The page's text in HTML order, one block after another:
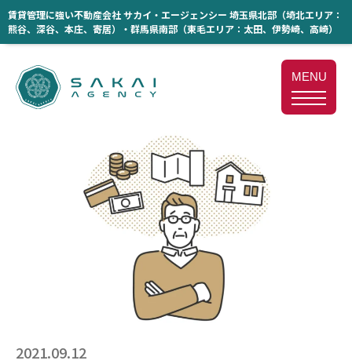
賃貸管理に強い不動産会社 サカイ・エージェンシー 埼玉県北部（埼北エリア：
熊谷、深谷、本庄、寄居）・群馬県南部（東毛エリア：太田、伊勢崎、高崎）
MENU
2021.09.12